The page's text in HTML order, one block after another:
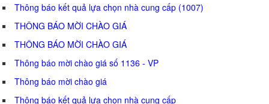
Thông báo kết quả lựa chọn nhà cung cấp (1007)
THÔNG BÁO MỜI CHÀO GIÁ
THÔNG BÁO MỜI CHÀO GIÁ
Thông báo mời chào giá số 1136 - VP
Thông báo mời chào giá
Thông báo kết quả lựa chọn nhà cung cấp